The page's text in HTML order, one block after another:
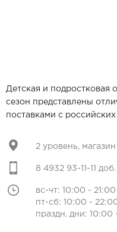
Детская и подростковая
сезон представлены
поставками с
2 уровень,
8 4932 93-11-11
вс-чт: 10:00 - 21:00
пт-сб: 10:00 -
праздн. дни: 10:00